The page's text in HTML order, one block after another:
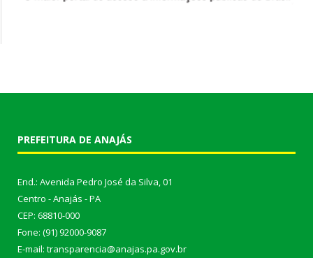
PREFEITURA DE ANAJÁS
End.: Avenida Pedro José da Silva, 01
Centro - Anajás - PA
CEP: 68810-000
Fone: (91) 92000-9087
E-mail: transparencia@anajas.pa.gov.br